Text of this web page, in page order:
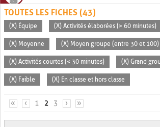
TOUTES LES FICHES (43)
(X) Équipe (X) Activités élaborées (> 60 minutes)
(X) Moyenne (X) Moyen groupe (entre 30 et 100)
(X) Activités courtes (< 30 minutes) (X) Grand
(X) Faible (X) En classe et hors classe
PAGES
« ‹ 1 2 3 › »